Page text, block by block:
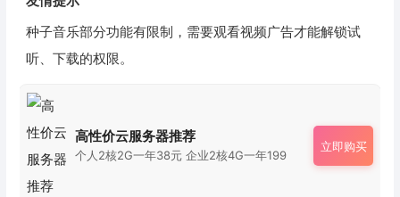
种子音乐部分功能有限制，需要观看视频广告才能解锁试
听、下载的权限。
高性价云服务器推荐
个人2核2G一年38元 企业2核4G一年199
立即购买